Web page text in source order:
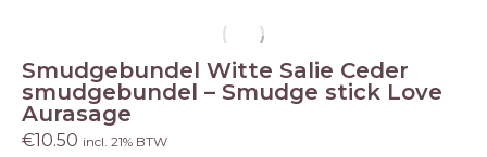
Smudgebundel Witte Salie Ceder
smudgebundel – Smudge stick Love
Aurasage
€10.50 incl. 21% BTW